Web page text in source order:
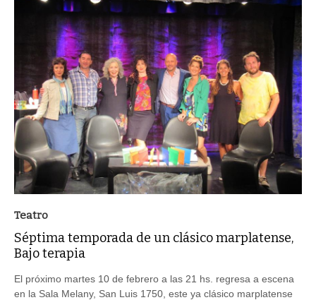
Teatro
Séptima temporada de un clásico marplatense,
Bajo terapia
El próximo martes 10 de febrero a las 21 hs. regresa a escena
en la Sala Melany, San Luis 1750, este ya clásico marplatense